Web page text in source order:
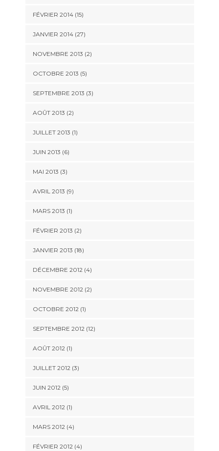
FÉVRIER 2014 (15)
JANVIER 2014 (27)
NOVEMBRE 2013 (2)
OCTOBRE 2013 (5)
SEPTEMBRE 2013 (3)
AOÛT 2013 (2)
JUILLET 2013 (1)
JUIN 2013 (6)
MAI 2013 (3)
AVRIL 2013 (9)
MARS 2013 (1)
FÉVRIER 2013 (2)
JANVIER 2013 (18)
DÉCEMBRE 2012 (4)
NOVEMBRE 2012 (2)
OCTOBRE 2012 (1)
SEPTEMBRE 2012 (12)
AOÛT 2012 (1)
JUILLET 2012 (3)
JUIN 2012 (5)
AVRIL 2012 (1)
MARS 2012 (4)
FÉVRIER 2012 (4)